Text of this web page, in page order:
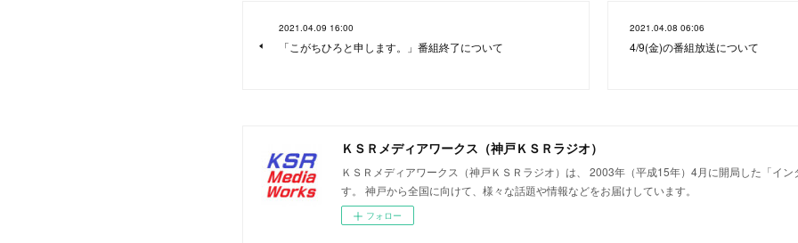
2021.04.09 16:00
「こがちひろと申します。」番組終了について
2021.04.08 06:06
4/9(金)の番組放送について
ＫＳＲメディアワークス（神戸ＫＳＲラジオ）
ＫＳＲメディアワークス（神戸ＫＳＲラジオ）は、 2003年（平成15年）4月に開局した「イ
す。 神戸から全国に向けて、様々な話題や情報などをお届けしています。
フォロー